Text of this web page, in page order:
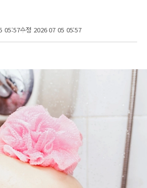
05:57수정 2026 07 05 05:57